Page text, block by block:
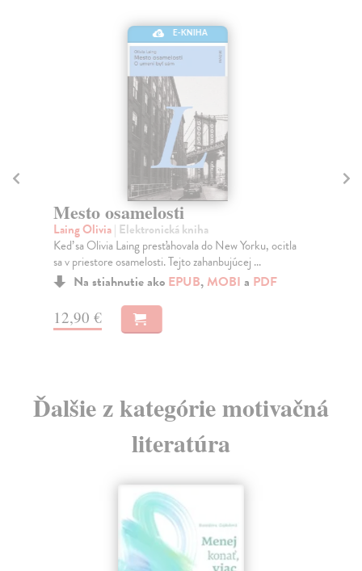
E-KNIHA
Mesto osamelosti
Laing Olivia| Elektronická kniha
Keď sa Olivia Laing presťahovala do New Yorku, ocitla
sa v priestore osamelosti. Tejto zahanbujúcej ...
Na stiahnutie akoEPUB,MOBIaPDF
12,90 €
Ďalšie z kategórie motivačná
literatúra